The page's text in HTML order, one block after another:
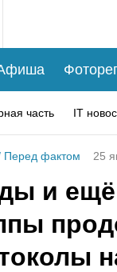
часть IT
Перед фактом 25
и